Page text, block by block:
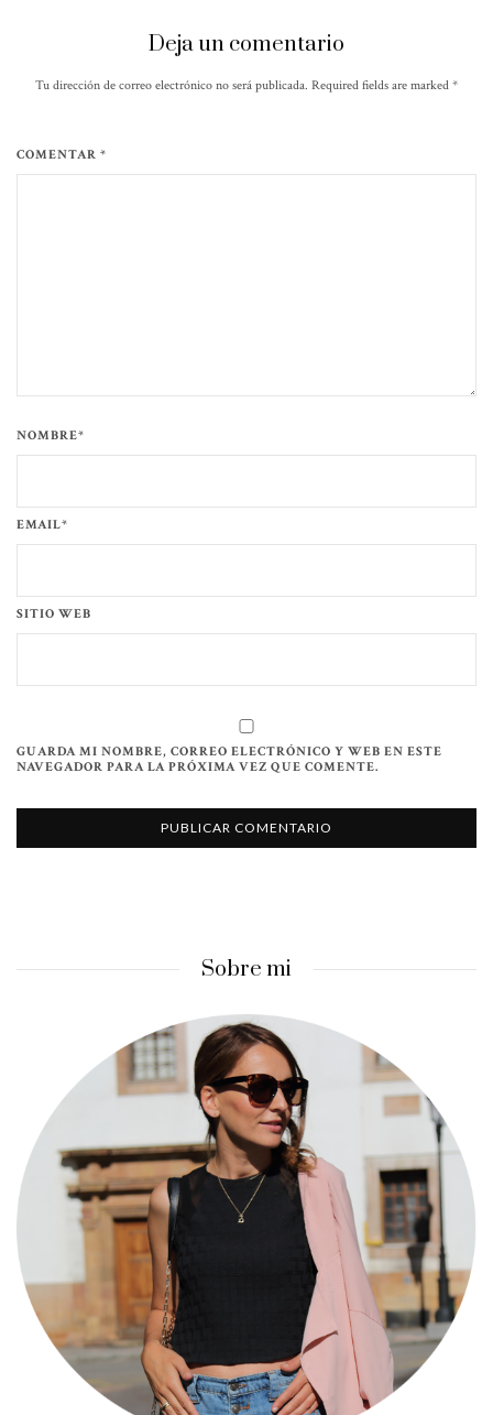
Deja un comentario
Tu dirección de correo electrónico no será publicada. Required fields are marked *
COMENTAR *
NOMBRE*
EMAIL*
SITIO WEB
GUARDA MI NOMBRE, CORREO ELECTRÓNICO Y WEB EN ESTE
NAVEGADOR PARA LA PRÓXIMA VEZ QUE COMENTE.
Sobre mi